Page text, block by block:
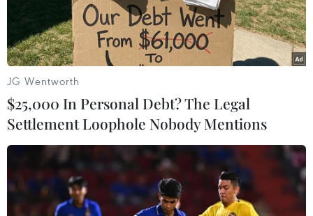
#Nghị viện châu Âu #Trí tuệ nhân tạo
#AI
#ChatGPT
JG Wentworth
$25,000 In Personal Debt? The Legal
Settlement Loophole Nobody Mentions